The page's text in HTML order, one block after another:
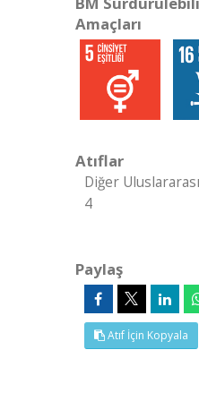
Amaçları
Atıflar
Diğer
4
Paylaş
Atıf İçin Kopyala